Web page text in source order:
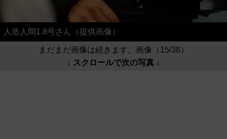
人造人間1.8号さん（提供画像）
まだまだ画像は続きます。画像（15/38）
↓ スクロールで次の写真 ↓